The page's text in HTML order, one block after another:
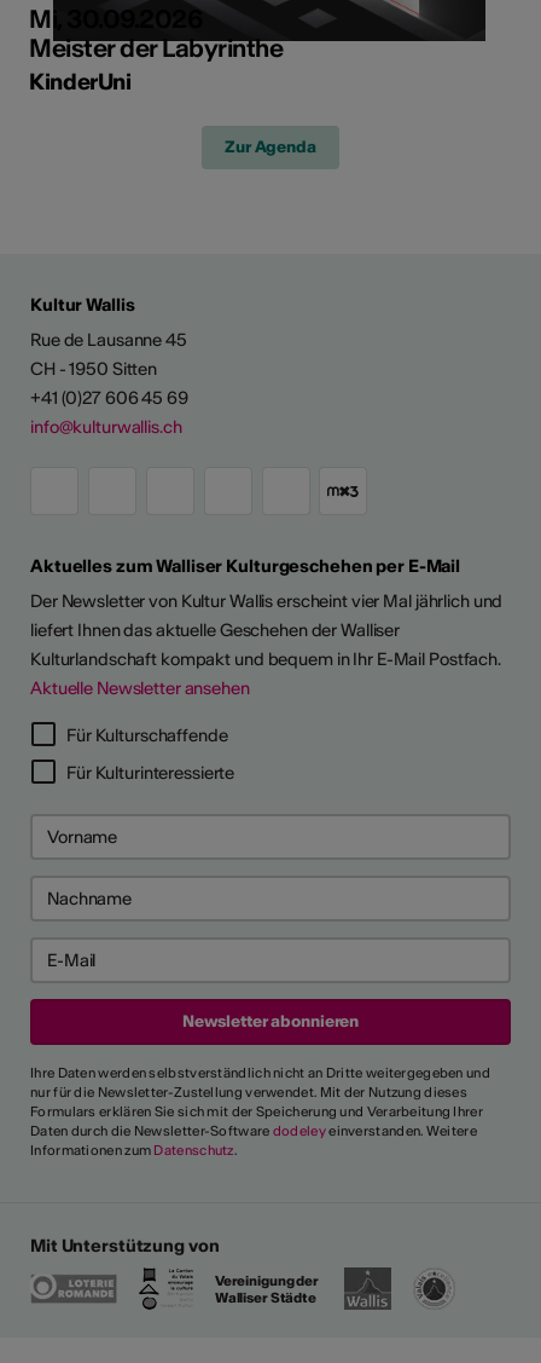
Mi, 30.09.2026
Meister der Labyrinthe
KinderUni
Zur Agenda
Kultur Wallis
Rue de Lausanne 45
CH - 1950 Sitten
+41 (0)27 606 45 69
info@kulturwallis.ch
Aktuelles zum Walliser Kulturgeschehen per E-Mail
Der Newsletter von Kultur Wallis erscheint vier Mal jährlich und
liefert Ihnen das aktuelle Geschehen der Walliser
Kulturlandschaft kompakt und bequem in Ihr E-Mail Postfach.
Aktuelle Newsletter ansehen
Für Kulturschaffende
Für Kulturinteressierte
Ihre Daten werden selbstverständlich nicht an Dritte weitergegeben und
nur für die Newsletter-Zustellung verwendet. Mit der Nutzung dieses
Formulars erklären Sie sich mit der Speicherung und Verarbeitung Ihrer
Daten durch die Newsletter-Software dodeleyeinverstanden. Weitere
Informationen zum Datenschutz.
Mit Unterstützung von
Vereinigung der
Walliser Städte